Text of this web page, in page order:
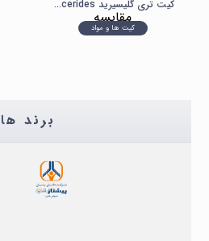
کیت تری گلیسیرید Triglycerides شرکت من
کیت ها و مواد
مقایسه
برند ها